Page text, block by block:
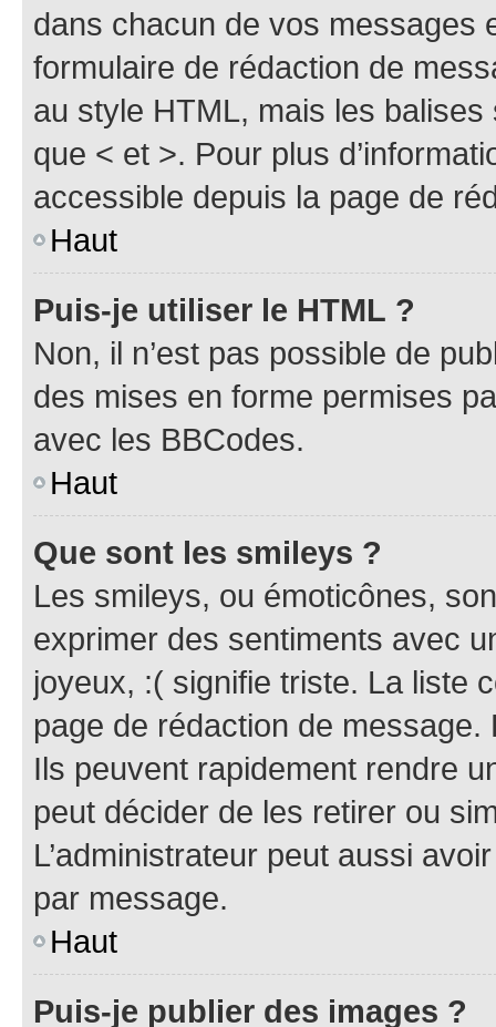
dans chacun de vos messages
formulaire de rédaction de
au style HTML, mais les
que < et >. Pour plus
accessible depuis la page de
Haut
Puis-je utiliser le HTML ?
Non, il n’est pas possible de
des mises en forme permises
avec les BBCodes.
Haut
Que sont les smileys ?
Les smileys, ou émoticônes,
exprimer des sentiments avec
joyeux, :( signifie triste. La liste
page de rédaction de
Ils peuvent rapidement rendre
peut décider de les retirer ou
L’administrateur peut aussi
par message.
Haut
Puis-je publier des images ?